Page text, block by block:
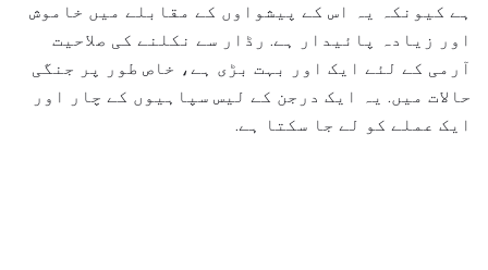
ہے کیونکہ یہ اس کے پیشواوں کے مقابلے میں خاموش
اور زیادہ پائیدار ہے. رڈار سے نکلنے کی صلاحیت
آرمی کے لئے ایک اور بہت بڑی ہے، خاص طور پر جنگی
حالات میں. یہ ایک درجن کے لیس سپاہیوں کے چار اور
ایک عملے کو لے جا سکتا ہے.